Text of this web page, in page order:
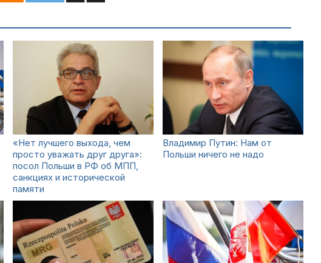
«Нет лучшего выхода, чем
просто уважать друг друга»:
посол Польши в РФ об МПП,
санкциях и исторической
памяти
Владимир Путин: Нам от
Польши ничего не надо